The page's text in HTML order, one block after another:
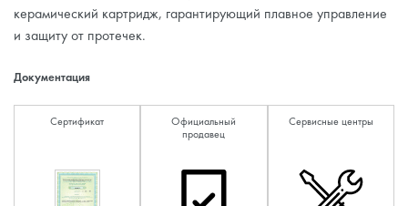
керамический картридж, гарантирующий плавное управление
и защиту от протечек.
Документация
Сертификат
Официальный
продавец
Сервисные центры